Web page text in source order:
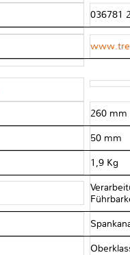
036781
260 mm
50 mm
1,9 Kg